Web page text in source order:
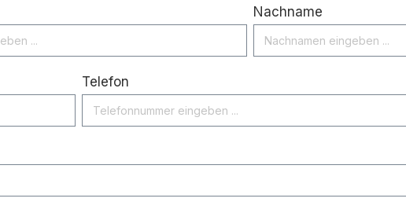
Nachname
Telefon